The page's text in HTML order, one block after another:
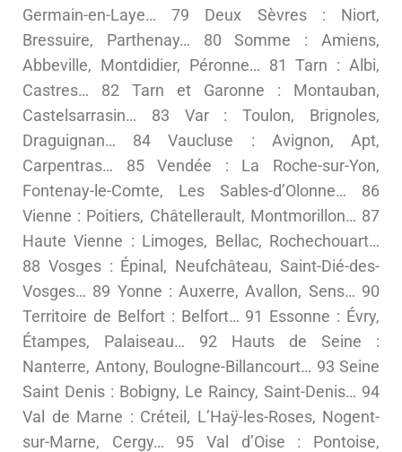
Germain-en-Laye… 79 Deux Sèvres : Niort,
Bressuire, Parthenay… 80 Somme : Amiens,
Abbeville, Montdidier, Péronne… 81 Tarn : Albi,
Castres… 82 Tarn et Garonne : Montauban,
Castelsarrasin… 83 Var : Toulon, Brignoles,
Draguignan… 84 Vaucluse : Avignon, Apt,
Carpentras… 85 Vendée : La Roche-sur-Yon,
Fontenay-le-Comte, Les Sables-d’Olonne… 86
Vienne : Poitiers, Châtellerault, Montmorillon… 87
Haute Vienne : Limoges, Bellac, Rochechouart…
88 Vosges : Épinal, Neufchâteau, Saint-Dié-des-
Vosges… 89 Yonne : Auxerre, Avallon, Sens… 90
Territoire de Belfort : Belfort… 91 Essonne : Évry,
Étampes, Palaiseau… 92 Hauts de Seine :
Nanterre, Antony, Boulogne-Billancourt… 93 Seine
Saint Denis : Bobigny, Le Raincy, Saint-Denis… 94
Val de Marne : Créteil, L’Haÿ-les-Roses, Nogent-
sur-Marne, Cergy… 95 Val d’Oise : Pontoise,